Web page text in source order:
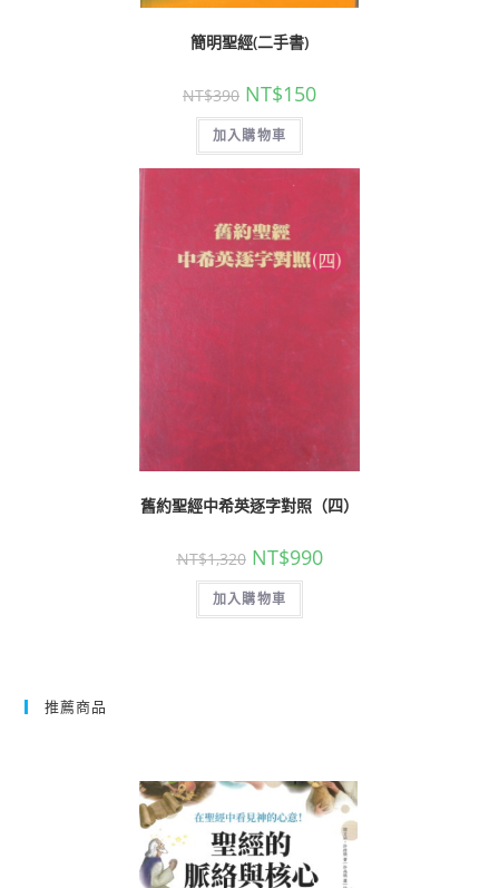
簡明聖經(二手書)
NT$390 NT$150
加入購物車
舊約聖經中希英逐字對照（四）
NT$1,320 NT$990
加入購物車
推薦商品